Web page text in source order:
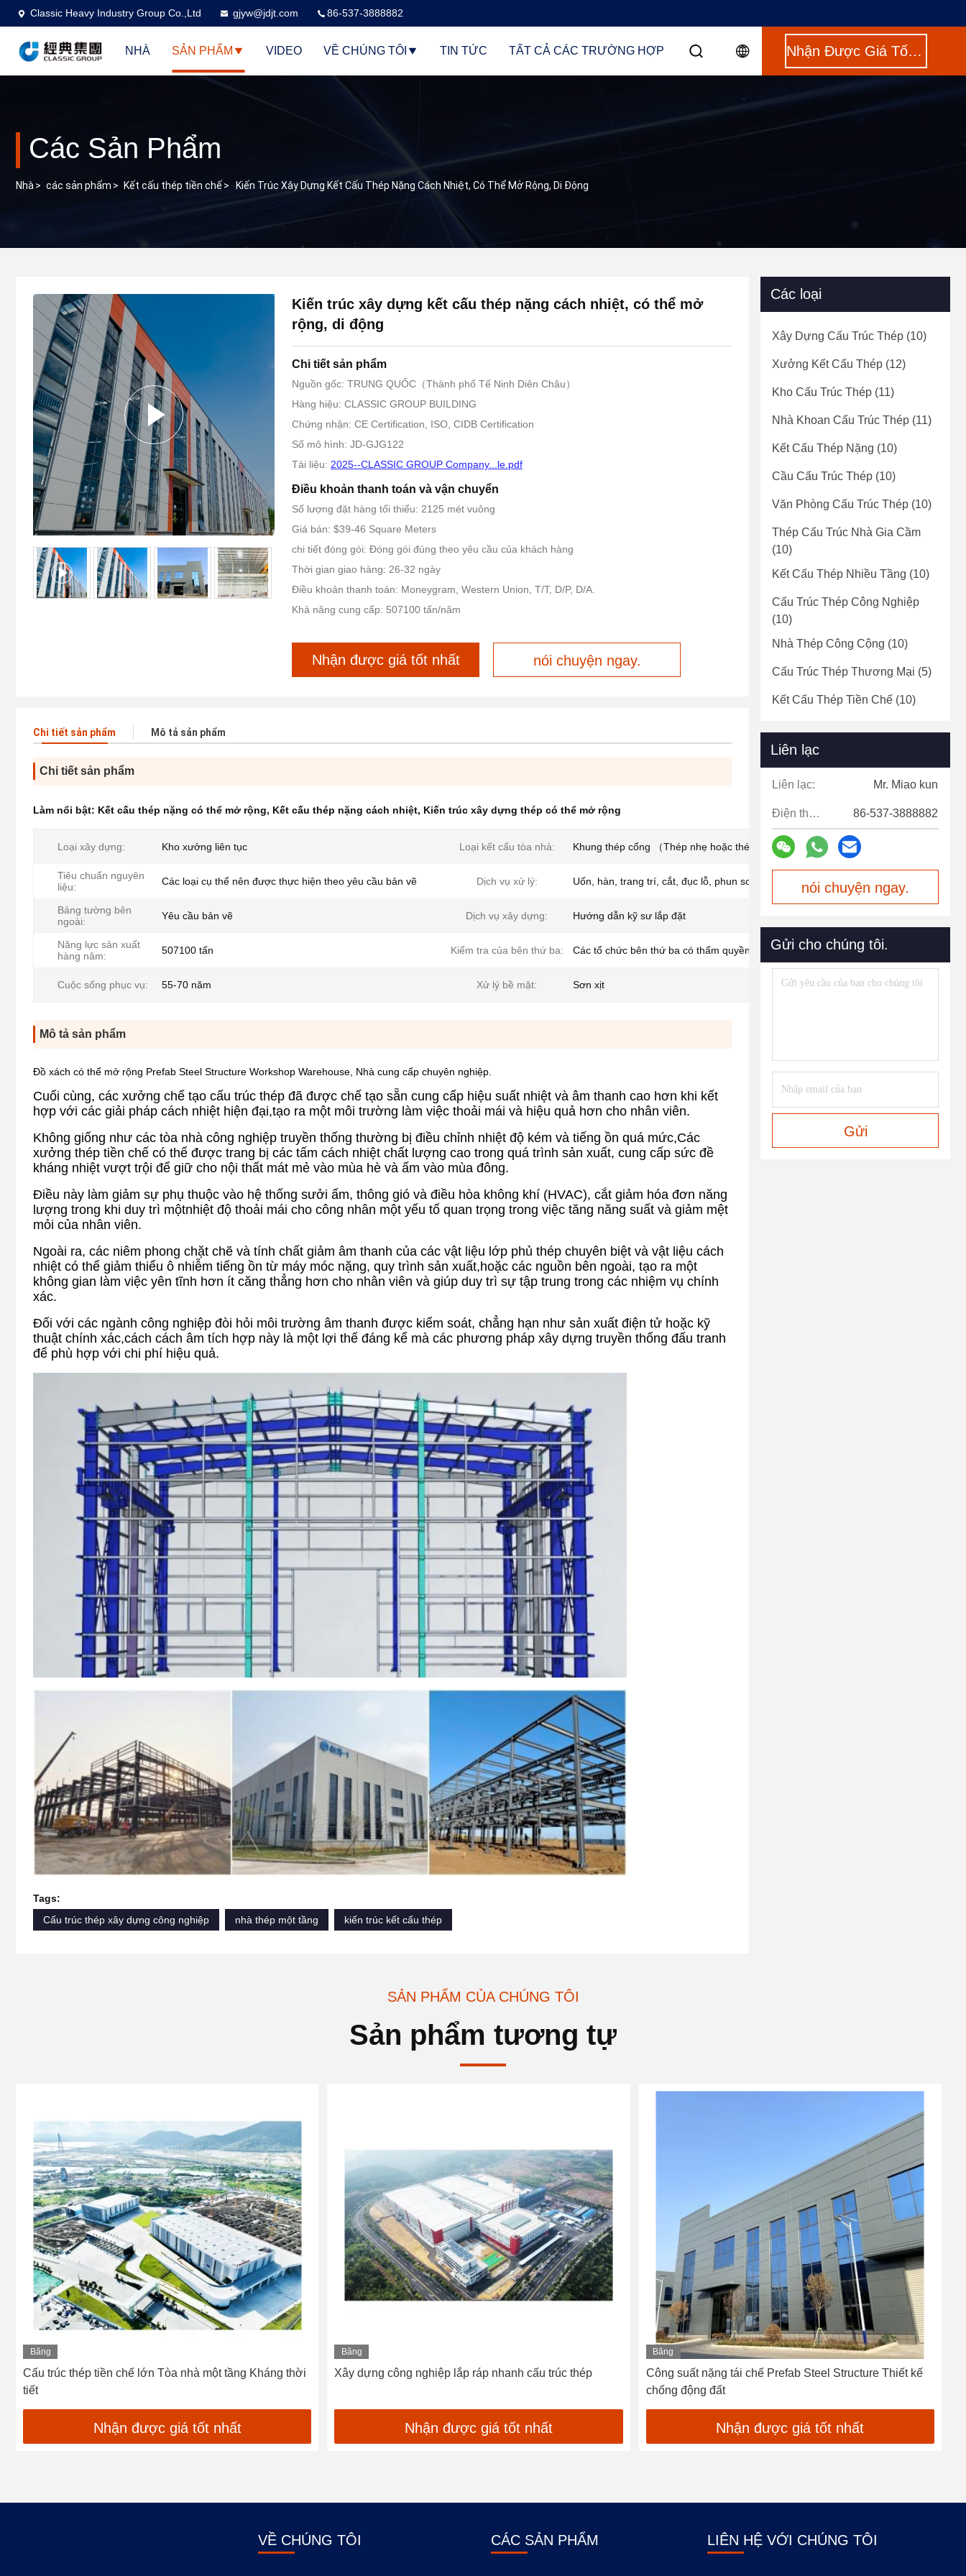
Classic Heavy Industry Group Co.,Ltd gjyw@jdjt.com 86-537-3888882
NHÀ SẢN PHẨM VIDEO VỀ CHÚNG TÔI TIN TỨC TẤT CẢ CÁC TRƯỜNG HỢP Nhận Được Giá Tốt Nhất
Các Sản Phẩm
Nhà> các sản phẩm > Kết cấu thép tiền chế > Kiến Trúc Xây Dựng Kết Cấu Thép Nặng Cách Nhiệt, Có Thể Mở Rộng, Di Động
Kiến trúc xây dựng kết cấu thép nặng cách nhiệt, có thể mở
rộng, di động
Chi tiết sản phẩm
Nguồn gốc: TRUNG QUỐC（Thành phố Tế Ninh Diên Châu）
Hàng hiệu: CLASSIC GROUP BUILDING
Chứng nhận: CE Certification, ISO, CIDB Certification
Số mô hình: JD-GJG122
Tài liệu: 2025--CLASSIC GROUP Company...le.pdf
Điều khoản thanh toán và vận chuyển
Số lượng đặt hàng tối thiểu: 2125 mét vuông
Giá bán: $39-46 Square Meters
chi tiết đóng gói: Đóng gói đúng theo yêu cầu của khách hàng
Thời gian giao hàng: 26-32 ngày
Điều khoản thanh toán: Moneygram, Western Union, T/T, D/P, D/A.
Khả năng cung cấp: 507100 tấn/năm
Nhận được giá tốt nhất nói chuyện ngay.
Chi tiết sản phẩm Mô tả sản phẩm
Chi tiết sản phẩm
Làm nổi bật: Kết cấu thép nặng có thể mở rộng, Kết cấu thép nặng cách nhiệt, Kiến trúc xây dựng thép có thể mở rộng
Loại xây dựng: Kho xưởng liên tục Loại kết cấu tòa nhà: Khung thép cổng （Thép nhẹ hoặc thép nặng
Tiêu chuẩn nguyên
liệu:
Các loại cụ thể nên được thực hiện theo yêu cầu bản vẽ Dịch vụ xử lý: Uốn, hàn, trang trí, cắt, đục lỗ, phun sơn
Bảng tường bên
ngoài:
Yêu cầu bản vẽ Dịch vụ xây dựng: Hướng dẫn kỹ sư lắp đặt
Năng lực sản xuất
hàng năm:
507100 tấn Kiểm tra của bên thứ ba: Các tổ chức bên thứ ba có thẩm quyền
Cuộc sống phục vụ: 55-70 năm Xử lý bề mặt: Sơn xịt
Mô tả sản phẩm
Đồ xách có thể mở rộng Prefab Steel Structure Workshop Warehouse, Nhà cung cấp chuyên nghiệp.
Cuối cùng, các xưởng chế tạo cấu trúc thép đã được chế tạo sẵn cung cấp hiệu suất nhiệt và âm thanh cao hơn khi kết
hợp với các giải pháp cách nhiệt hiện đại,tạo ra một môi trường làm việc thoải mái và hiệu quả hơn cho nhân viên.
Không giống như các tòa nhà công nghiệp truyền thống thường bị điều chỉnh nhiệt độ kém và tiếng ồn quá mức,Các
xưởng thép tiền chế có thể được trang bị các tấm cách nhiệt chất lượng cao trong quá trình sản xuất, cung cấp sức đề
kháng nhiệt vượt trội để giữ cho nội thất mát mẻ vào mùa hè và ấm vào mùa đông.
Điều này làm giảm sự phụ thuộc vào hệ thống sưởi ấm, thông gió và điều hòa không khí (HVAC), cắt giảm hóa đơn năng
lượng trong khi duy trì mộtnhiệt độ thoải mái cho công nhân một yếu tố quan trọng trong việc tăng năng suất và giảm mệt
mỏi của nhân viên.
Ngoài ra, các niêm phong chặt chẽ và tính chất giảm âm thanh của các vật liệu lớp phủ thép chuyên biệt và vật liệu cách
nhiệt có thể giảm thiểu ô nhiễm tiếng ồn từ máy móc nặng, quy trình sản xuất,hoặc các nguồn bên ngoài, tạo ra một
không gian làm việc yên tĩnh hơn ít căng thẳng hơn cho nhân viên và giúp duy trì sự tập trung trong các nhiệm vụ chính
xác.
Đối với các ngành công nghiệp đòi hỏi môi trường âm thanh được kiểm soát, chẳng hạn như sản xuất điện tử hoặc kỹ
thuật chính xác,cách cách âm tích hợp này là một lợi thế đáng kể mà các phương pháp xây dựng truyền thống đấu tranh
để phù hợp với chi phí hiệu quả.
Tags:
Cấu trúc thép xây dựng công nghiệp
nhà thép một tầng kiến trúc kết cấu thép
Các loại
Xây Dựng Cấu Trúc Thép (10)
Xưởng Kết Cấu Thép (12)
Kho Cấu Trúc Thép (11)
Nhà Khoan Cấu Trúc Thép (11)
Kết Cấu Thép Nặng (10)
Cầu Cấu Trúc Thép (10)
Văn Phòng Cấu Trúc Thép (10)
Thép Cấu Trúc Nhà Gia Cầm
(10)
Kết Cấu Thép Nhiều Tầng (10)
Cấu Trúc Thép Công Nghiệp
(10)
Nhà Thép Công Cộng (10)
Cấu Trúc Thép Thương Mại (5)
Kết Cấu Thép Tiền Chế (10)
Liên lạc
Liên lạc: Mr. Miao kun
Điện thoại: 86-537-3888882
nói chuyện ngay.
Gửi cho chúng tôi.
Gửi
SẢN PHẨM CỦA CHÚNG TÔI
Sản phẩm tương tự
Băng
hình
Cấu trúc thép tiền chế lớn Tòa nhà một tầng Kháng thời
tiết
Nhận được giá tốt nhất
Băng
hình
Xây dựng công nghiệp lắp ráp nhanh cấu trúc thép
Nhận được giá tốt nhất
Băng
hình
Công suất nặng tái chế Prefab Steel Structure Thiết kế
chống động đất
Nhận được giá tốt nhất
VỀ CHÚNG TÔI CÁC SẢN PHẨM LIÊN HỆ VỚI CHÚNG TÔI